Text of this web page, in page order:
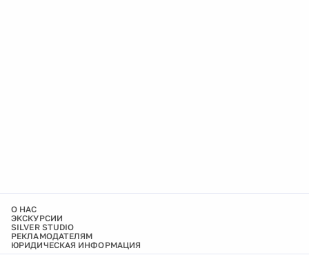
О НАС
ЭКСКУРСИИ
SILVER STUDIO
РЕКЛАМОДАТЕЛЯМ
ЮРИДИЧЕСКАЯ ИНФОРМАЦИЯ